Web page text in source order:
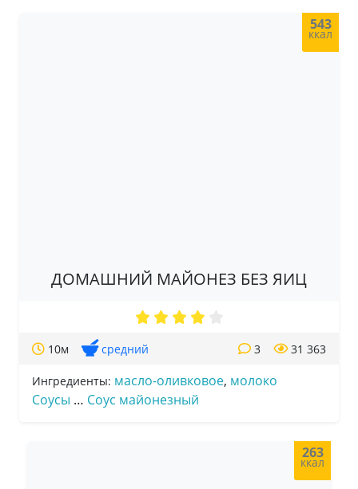
543
ккал
ДОМАШНИЙ МАЙОНЕЗ БЕЗ ЯИЦ
10м средний 31 363
3
Ингредиенты: масло-оливковое, молоко
Соусы … Соус майонезный
263
ккал